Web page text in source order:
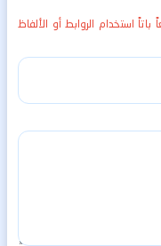
استخدام الروابط أو الألفاظ